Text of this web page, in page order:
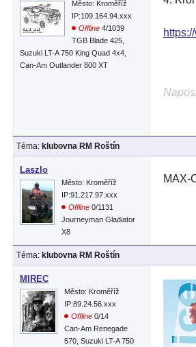
Město: Kroměříž
IP:109.164.94.xxx
Offline 4/1039
TGB Blade 425,
Suzuki LT-A 750 King Quad 4x4,
Can-Am Outlander 800 XT
Téma: klubovna RM Roštín
Laszlo
Město: Kroměříž
IP:91.217.97.xxx
Offline 0/1131
Journeyman Gladiator
X8
MAX-
Téma: klubovna RM Roštín
MIREC
Město: Kroměříž
IP:89.24.56.xxx
Offline 0/14
Can-Am Renegade
570, Suzuki LT-A 750